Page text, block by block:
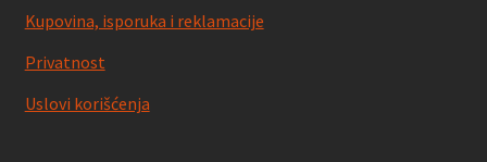
Kupovina, isporuka i reklamacije
Privatnost
Uslovi korišćenja